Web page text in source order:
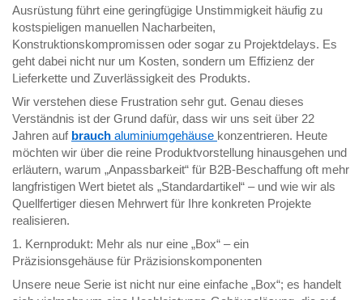
Ausrüstung führt eine geringfügige Unstimmigkeit häufig zu
kostspieligen manuellen Nacharbeiten,
Konstruktionskompromissen oder sogar zu Projektdelays. Es
geht dabei nicht nur um Kosten, sondern um Effizienz der
Lieferkette und Zuverlässigkeit des Produkts.
Wir verstehen diese Frustration sehr gut. Genau dieses
Verständnis ist der Grund dafür, dass wir uns seit über 22
Jahren auf brauch aluminiumgehäuse konzentrieren. Heute
möchten wir über die reine Produktvorstellung hinausgehen und
erläutern, warum „Anpassbarkeit“ für B2B-Beschaffung oft mehr
langfristigen Wert bietet als „Standardartikel“ – und wie wir als
Quellfertiger diesen Mehrwert für Ihre konkreten Projekte
realisieren.
1. Kernprodukt: Mehr als nur eine „Box“ – ein
Präzisionsgehäuse für Präzisionskomponenten
Unsere neue Serie ist nicht nur eine einfache „Box“; es handelt